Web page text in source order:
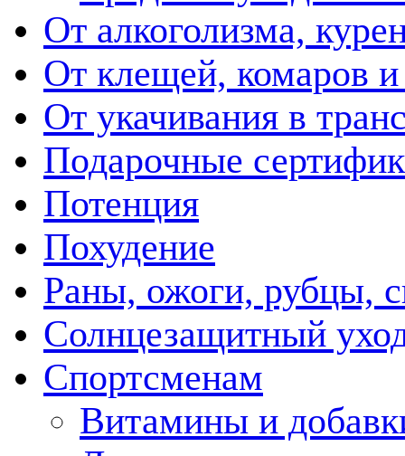
От алкоголизма,
От клещей, комаров
От укачивания в
Подарочные
Потенция
Похудение
Раны, ожоги, рубцы,
Солнцезащитный
Спортсменам
Витамины и